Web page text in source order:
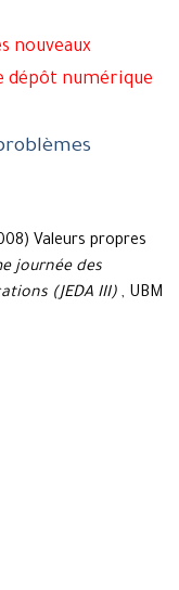
nouveaux
dépôt numérique
Valeurs propres
journée des
(JEDA III) , UBM